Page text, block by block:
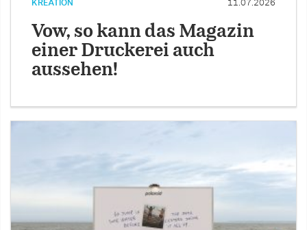
KREATION 11.07.2026
Vow, so kann das Magazin
einer Druckerei auch
aussehen!